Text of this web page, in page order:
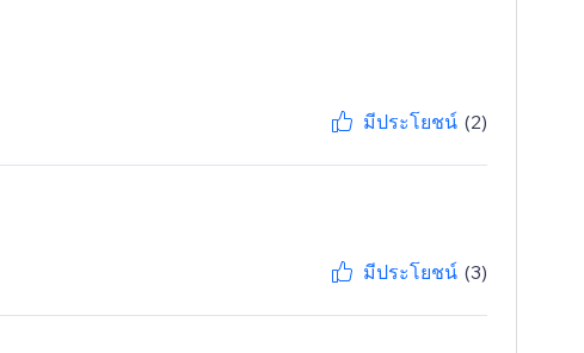
มีประโยชน์ (2)
มีประโยชน์ (3)